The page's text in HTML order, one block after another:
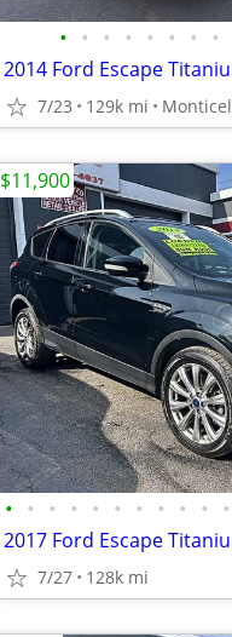
• • • • • • • •
2014 Ford Escape
7/23 129k mi
• • • • • • • • • • •
2017 Ford Escape
7/27 128k mi
$11,900